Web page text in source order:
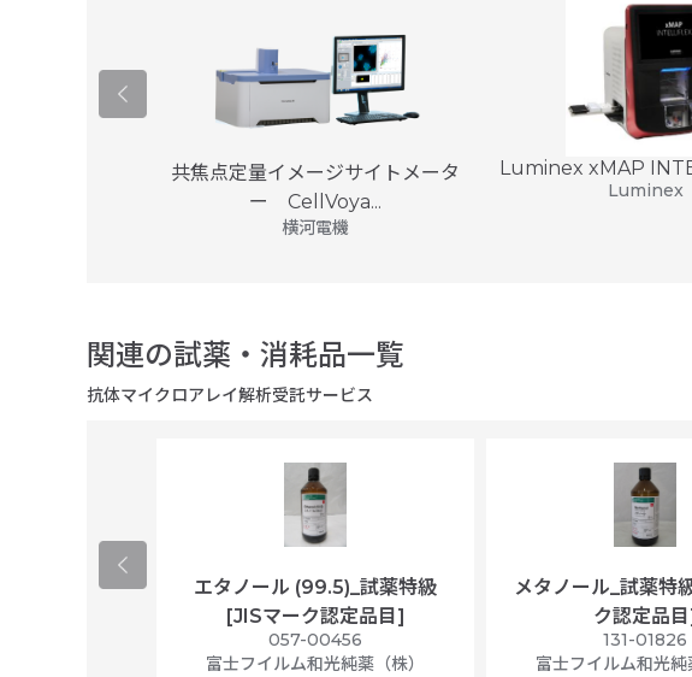
共焦点定量イメージサイトメータ
ー CellVoya...
横河電機
Luminex xMAP
Luminex
関連の試薬・消耗品一覧
抗体マイクロアレイ解析受託サービス
エタノール (99.5)_試薬特級
[JISマーク認定品目]
057-00456
富士フイルム和光純薬（株）
メタノール_試薬特
ク認定品目]
131-01826
富士フイルム和光純